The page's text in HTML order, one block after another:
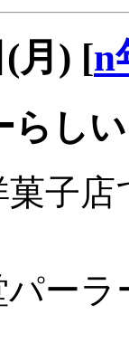
月) [n
らしい
子
ー